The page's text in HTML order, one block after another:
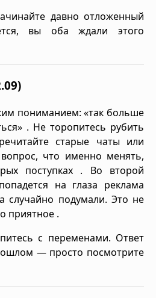
давно отложенный
вы оба ждали этого
пониманием: «так больше
. Не торопитесь рубить
старые чаты или
что именно менять,
поступках . Во второй
на глаза реклама
случайно подумали. Это не
приятное .
с переменами. Ответ
— просто посмотрите